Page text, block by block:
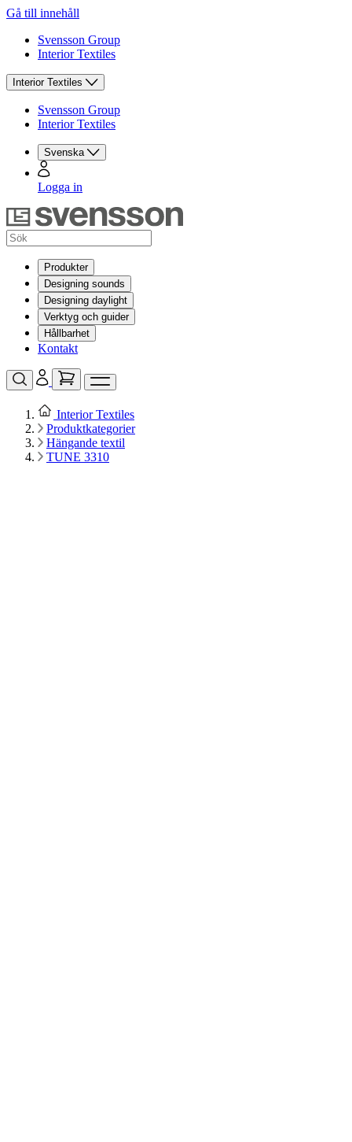
Gå till innehåll
Svensson Group
Interior Textiles
Interior Textiles
Svensson Group
Interior Textiles
Svenska
Logga in
Produkter
Designing sounds
Designing daylight
Verktyg och guider
Hållbarhet
Kontakt
Interior Textiles
Produktkategorier
Hängande textil
TUNE 3310